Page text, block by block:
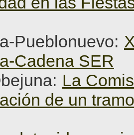
Pueblonuevo:
Cadena SER
La
de un